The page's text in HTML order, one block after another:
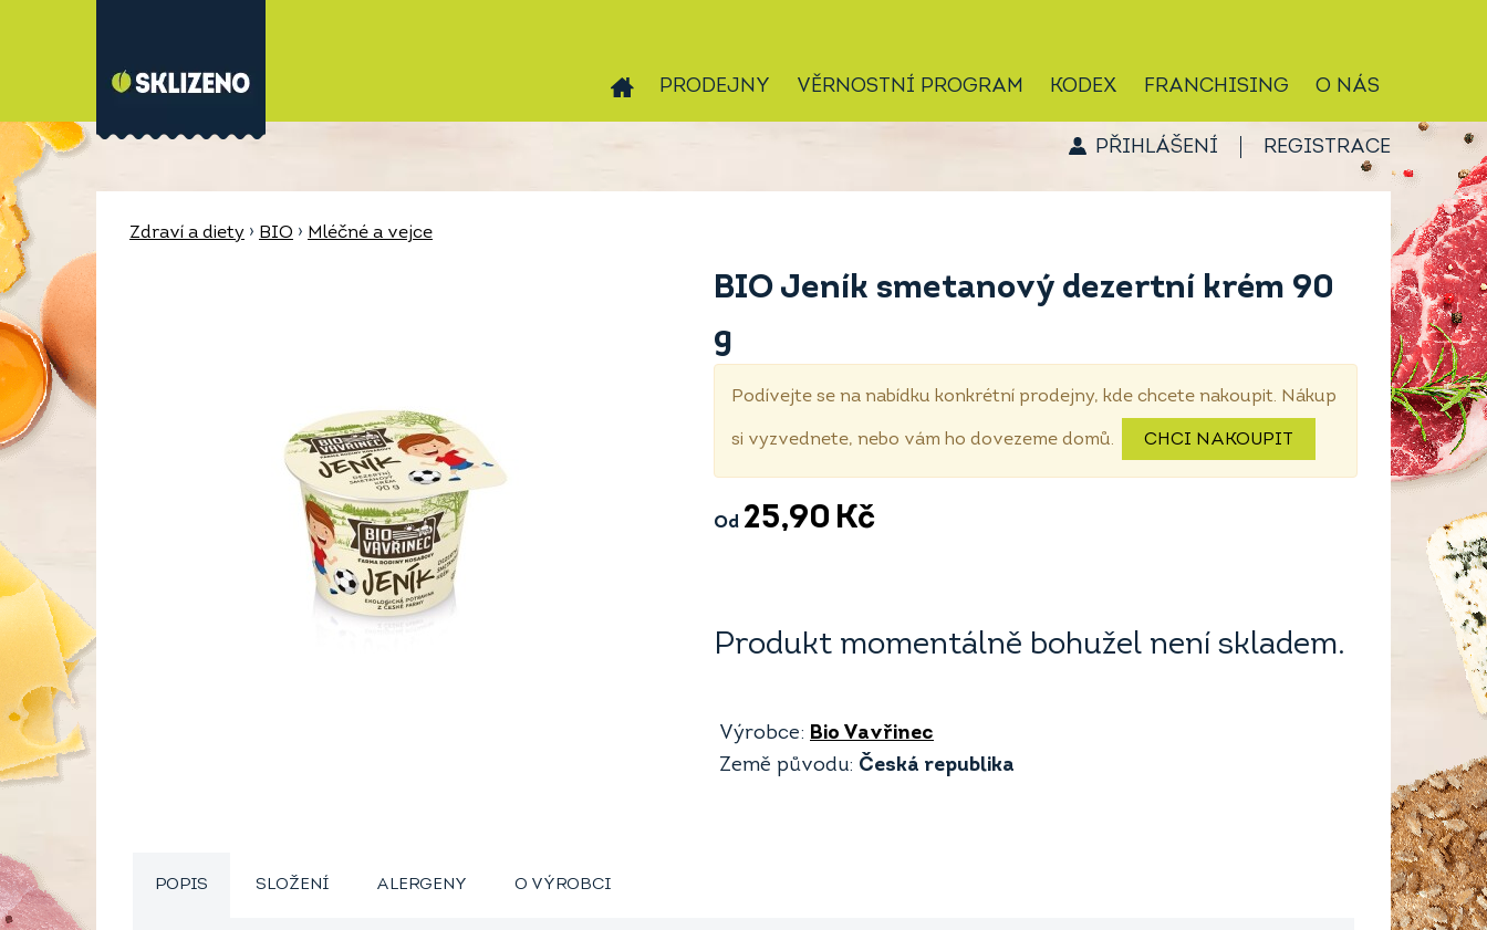
PRODEJNY VĚRNOSTNÍ PROGRAM KODEX FRANCHISING O NÁS
PŘIHLÁŠENÍ REGISTRACE
Zdraví a diety › BIO › Mléčné a vejce
BIO Jeník smetanový dezertní krém 90
g
Podívejte se na nabídku konkrétní prodejny, kde chcete nakoupit. Nákup
si vyzvednete, nebo vám ho dovezeme domů. CHCI NAKOUPIT
Od 25,90 Kč
Produkt momentálně bohužel není skladem.
Výrobce: Bio Vavřinec
Země původu: Česká republika
POPIS SLOŽENÍ ALERGENY O VÝROBCI